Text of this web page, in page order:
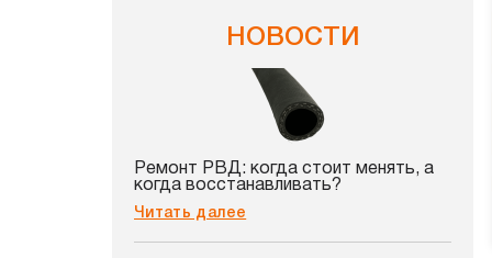
НОВОСТИ
Ремонт РВД: когда стоит менять, а
когда восстанавливать?
Читать далее